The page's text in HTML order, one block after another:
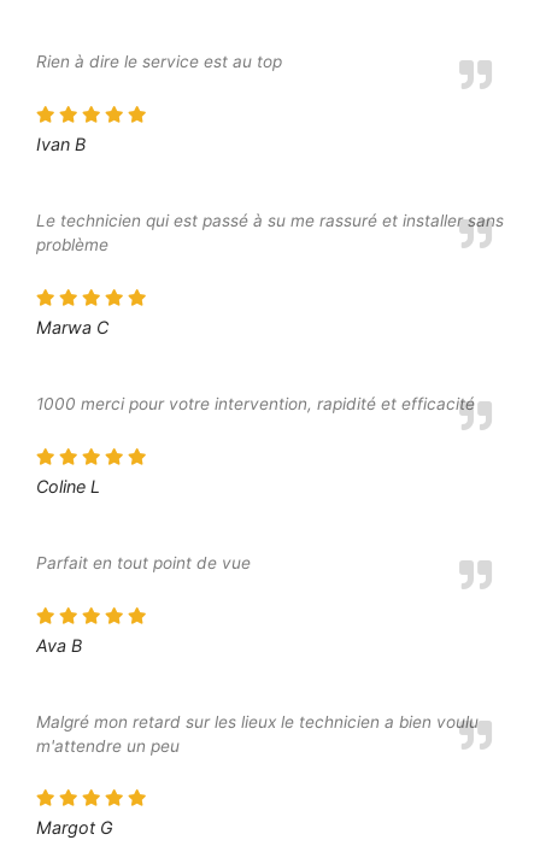
Rien à dire le service est au top
Ivan B
Le technicien qui est passé à su me rassuré et installer sans
problème
Marwa C
1000 merci pour votre intervention, rapidité et efficacité
Coline L
Parfait en tout point de vue
Ava B
Malgré mon retard sur les lieux le technicien a bien voulu
m'attendre un peu
Margot G